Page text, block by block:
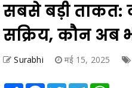
सबसे बड़ी ताकत:
सक्रिय, कौन अब
Surabhi मई 15, 2025